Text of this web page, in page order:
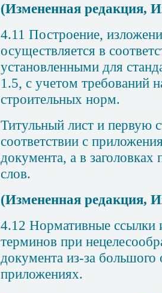
(Измененная редакция,
4.11 Построение,
осуществляется в
установленными для
1.5, с учетом требований
строительных норм.
Титульный лист и первую
соответствии с
документа, а в
слов.
(Измененная редакция,
4.12 Нормативные ссылки
терминов при
документа из-за
приложениях.